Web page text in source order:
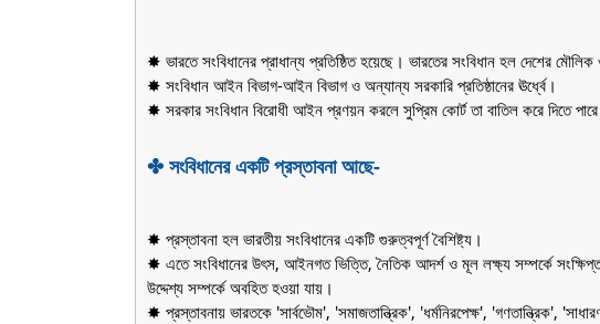
✸ ভারতে সংবিধানের প্রাধান্য প্রতিষ্ঠিত হয়েছে। ভারতের সংবিধান হল দেশের
✸ সংবিধান আইন বিভাগ-আইন বিভাগ ও অন্যান্য সরকারি প্রতিষ্ঠানের ঊর্ধ্বে।
✸ সরকার সংবিধান বিরোধী আইন প্রণয়ন করলে সুপ্রিম কোর্ট তা বাতিল করে দিতে
✤ সংবিধানের একটি প্রস্তাবনা আছে-
✸ প্রস্তাবনা হল ভারতীয় সংবিধানের একটি গুরুত্বপূর্ণ বৈশিষ্ট্য।
✸ এতে সংবিধানের উৎস, আইনগত ভিত্তি, নৈতিক আদর্শ ও মূল লক্ষ্য সম্পর্কে
উদ্দেশ্য সম্পর্কে অবহিত হওয়া যায়।
✸ প্রস্তাবনায় ভারতকে 'সার্বভৌম', 'সমাজতান্ত্রিক', 'ধর্মনিরপেক্ষ', 'গণতান্ত্রিক',